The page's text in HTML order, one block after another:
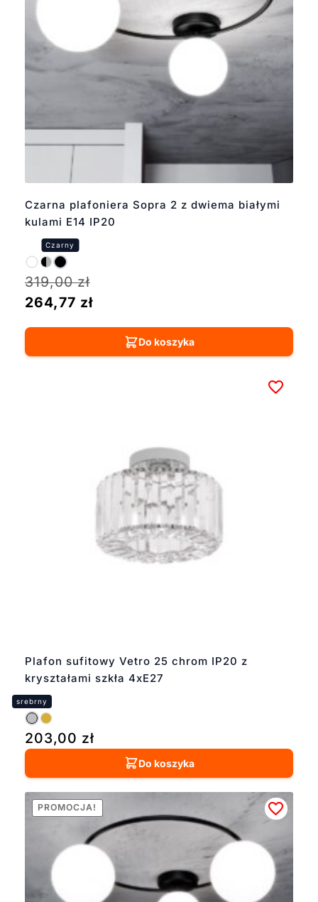
Czarna plafoniera Sopra 2 z dwiema białymi
kulami E14 IP20
319,00zł
264,77 zł
Do koszyka
Plafon sufitowy Vetro 25 chrom IP20 z
kryształami szkła 4xE27
203,00 zł
Do koszyka
PROMOCJA!